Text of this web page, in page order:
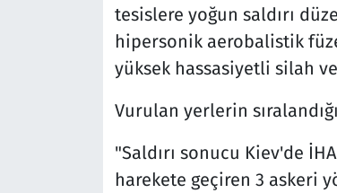
tesislere yoğun saldırı
hipersonik aerobalistik
yüksek hassasiyetli silah
Vurulan yerlerin
"Saldırı sonucu Kiev'de
harekete geçiren 3 askeri